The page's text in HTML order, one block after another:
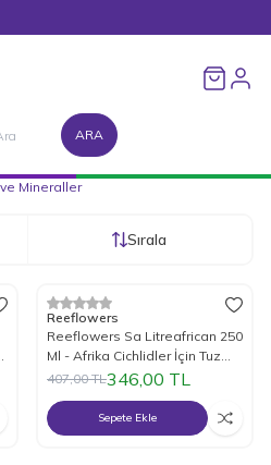
ARA
Mineraller
Sırala
%15İndirim
Reeflowers
Reeflowers Sa Litreafrican 250
Ml - Afrika Cichlidler İçin Tuz
Mineral
407,00TL346,00 TL
Sepete Ekle